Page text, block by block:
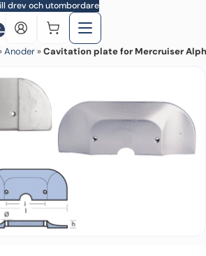
drev och utombordare
Anoder »Cavitation plate for Mercruiser